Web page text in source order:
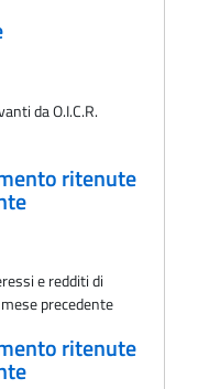
da O.I.C.R.
ritenute
e redditi di
precedente
ritenute